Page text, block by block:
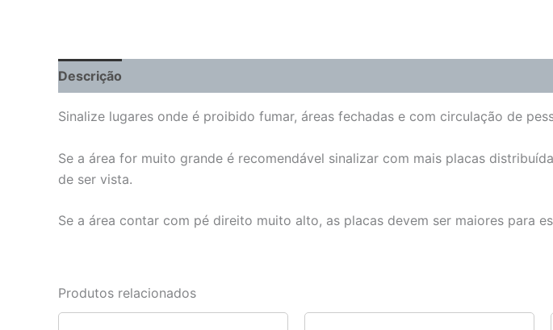
Descrição
Sinalize lugares onde é proibido fumar, áreas fechadas e com circulação de
Se a área for muito grande é recomendável sinalizar com mais placas
de ser vista.
Se a área contar com pé direito muito alto, as placas devem ser maiores para
Produtos relacionados